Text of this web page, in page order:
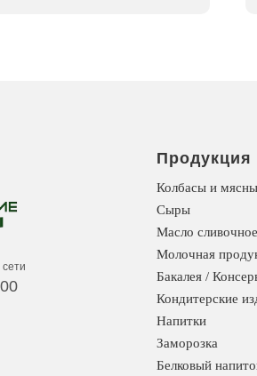
Продукция
Колбасы и
Сыры
Масло сливочное
Молочная
Бакалея /
Кондитерские
Напитки
Заморозка
Белковый